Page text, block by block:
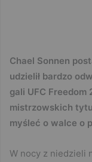
Chael Sonnen
udzielił bardzo
gali UFC Freedom
mistrzowskich
myśleć o walce o
W nocy z niedzieli